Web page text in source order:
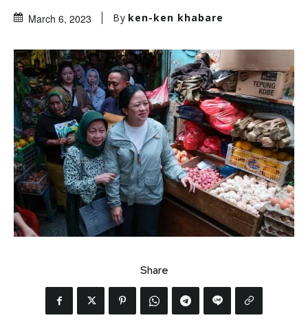
March 6, 2023 By ken-ken khabare
Share